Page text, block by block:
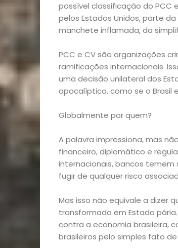
possível classificação do PCC
pelos Estados Unidos, parte
manchete inflamada, da
PCC e CV são organizações
ramificações internacionais.
uma decisão unilateral dos
apocalíptico, como se o Brasil
Globalmente por quem?
A palavra impressiona, mas
financeiro, diplomático e
internacionais, bancos
fugir de qualquer risco
Mas isso não equivale a dizer
transformado em Estado
contra a economia brasileira,
brasileiros pelo simples fato